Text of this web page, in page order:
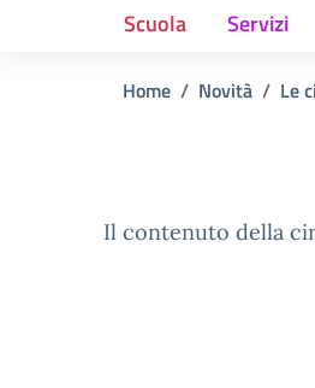
Scuola Servizi
Home Novità Le
Il contenuto della